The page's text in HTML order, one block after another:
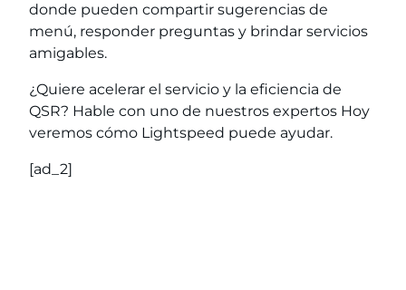
donde pueden compartir sugerencias de
menú, responder preguntas y brindar servicios
amigables.
¿Quiere acelerar el servicio y la eficiencia de
QSR? Hable con uno de nuestros expertos Hoy
veremos cómo Lightspeed puede ayudar.
[ad_2]